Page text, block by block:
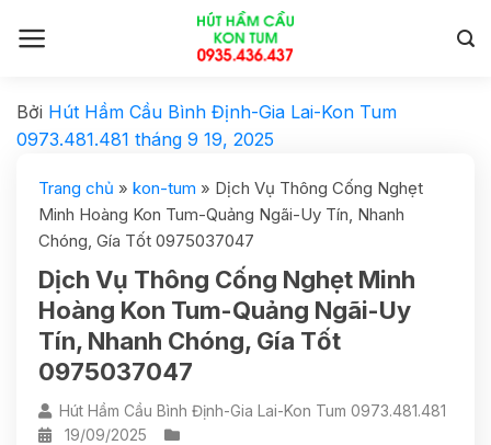
Bởi Hút Hầm Cầu Bình Định-Gia Lai-Kon Tum
0973.481.481 tháng 9 19, 2025
Trang chủ » kon-tum » Dịch Vụ Thông Cống Nghẹt
Minh Hoàng Kon Tum-Quảng Ngãi-Uy Tín, Nhanh
Chóng, Gía Tốt 0975037047
Dịch Vụ Thông Cống Nghẹt Minh
Hoàng Kon Tum-Quảng Ngãi-Uy
Tín, Nhanh Chóng, Gía Tốt
0975037047
Hút Hầm Cầu Bình Định-Gia Lai-Kon Tum 0973.481.481
19/09/2025